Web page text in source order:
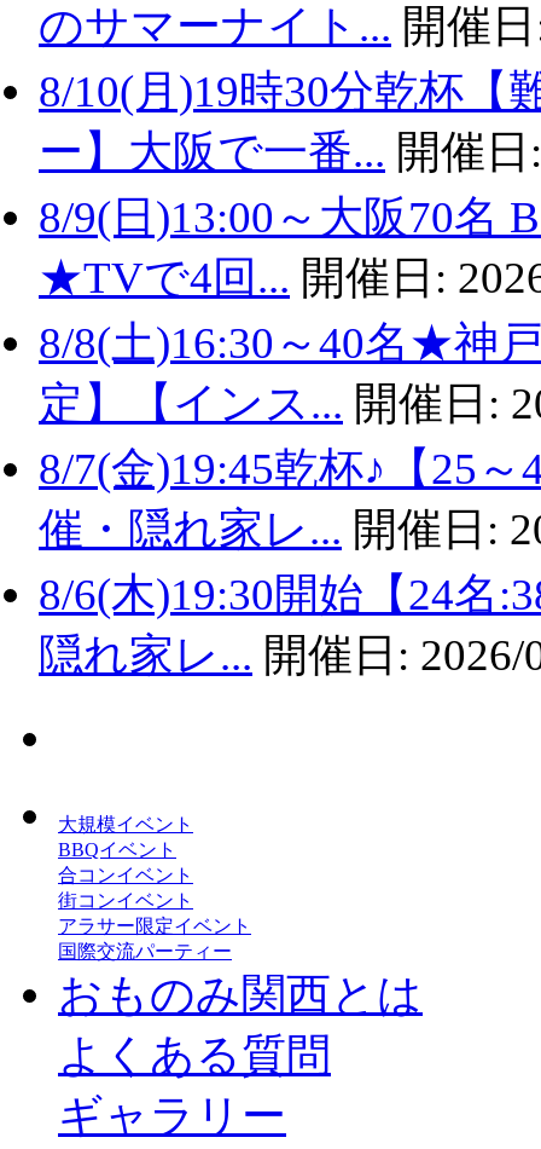
のサマーナイト... 開催
8/10(月)19時30分乾杯【
ー】大阪で一番... 開催
8/9(日)13:00～大阪70名
★TVで4回... 開催日:
8/8(土)16:30～40名★神
定】【インス... 開催日:
8/7(金)19:45乾杯♪【25
催・隠れ家レ... 開催日:
8/6(木)19:30開始【24名
隠れ家レ... 開催日: 2026/
大規模イベント
BBQイベント
合コンイベント
街コンイベント
アラサー限定イベント
国際交流パーティー
おものみ関西とは
よくある質問
ギャラリー